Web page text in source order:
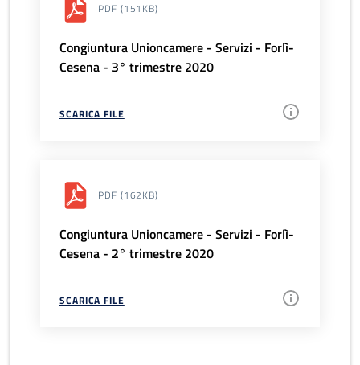
PDF (151KB)
Congiuntura Unioncamere - Servizi - Forlì-
Cesena - 3° trimestre 2020
SCARICA FILE
PDF (162KB)
Congiuntura Unioncamere - Servizi - Forlì-
Cesena - 2° trimestre 2020
SCARICA FILE